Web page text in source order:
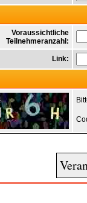
Voraussichtliche
Teilnehmeranzahl:
Link: